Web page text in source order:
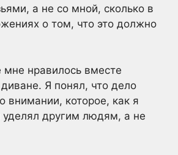
а не со мной, сколько в
о том, что это должно
нравилось вместе
Я понял, что дело
внимании, которое, как я
уделял другим людям, а не